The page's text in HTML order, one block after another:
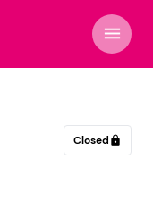
menu
Closed lock